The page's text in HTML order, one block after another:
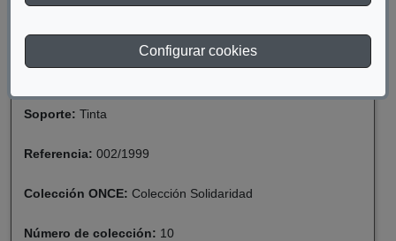
Configurar cookies
Fecha de catalogación:2020
Soporte: Tinta
Referencia: 002/1999
Colección ONCE: Colección Solidaridad
Número de colección: 10